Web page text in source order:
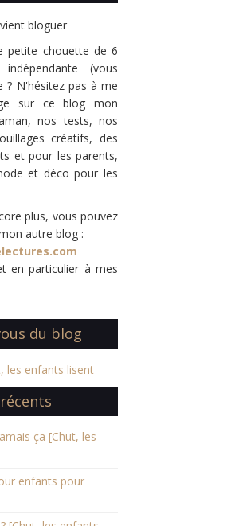
petite chouette de 6
(vous
? N'hésitez pas à me
sur ce blog mon
nos tests, nos
créatifs, des
et pour les parents,
et déco pour les
plus, vous pouvez
autre blog :
en particulier à mes
du blog
ça [Chut, les
enfants pour